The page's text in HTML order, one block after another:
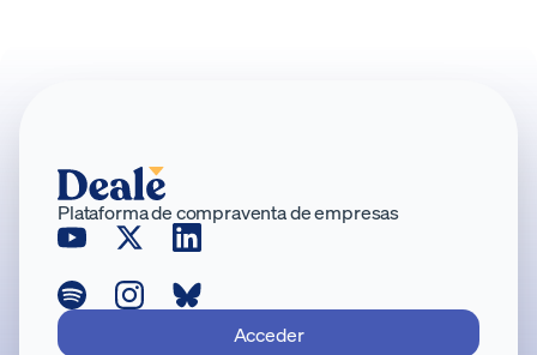
Plataforma de compraventa de empresas
Acceder